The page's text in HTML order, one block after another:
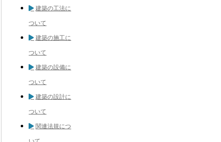
建築の工法に
ついて
建築の施工に
ついて
建築の設備に
ついて
建築の設計に
ついて
関連法規につ